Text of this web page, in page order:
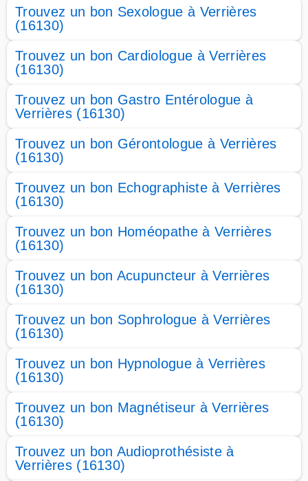
Trouvez un bon Sexologue à Verrières
(16130)
Trouvez un bon Cardiologue à Verrières
(16130)
Trouvez un bon Gastro Entérologue à
Verrières (16130)
Trouvez un bon Gérontologue à Verrières
(16130)
Trouvez un bon Echographiste à Verrières
(16130)
Trouvez un bon Homéopathe à Verrières
(16130)
Trouvez un bon Acupuncteur à Verrières
(16130)
Trouvez un bon Sophrologue à Verrières
(16130)
Trouvez un bon Hypnologue à Verrières
(16130)
Trouvez un bon Magnétiseur à Verrières
(16130)
Trouvez un bon Audioprothésiste à
Verrières (16130)